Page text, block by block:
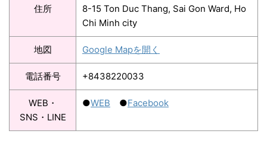
住所
8-15 Ton Duc Thang, Sai Gon Ward, Ho
Chi Minh city
地図 Google Mapを開く
電話番号 +8438220033
WEB・
SNS・LINE
●WEB ●Facebook